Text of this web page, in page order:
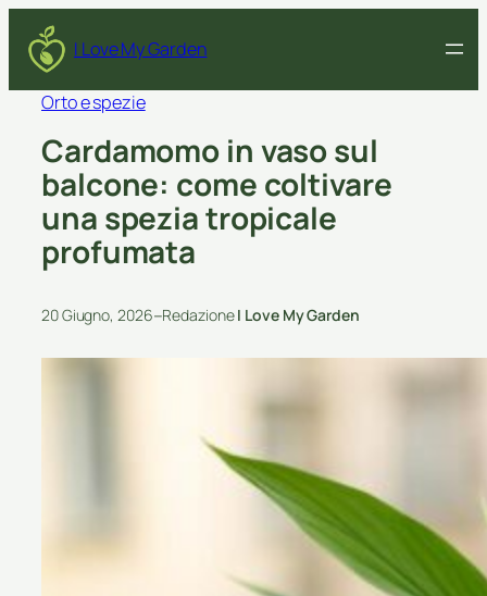
I Love My Garden
Orto e spezie
Cardamomo in vaso sul
balcone: come coltivare
una spezia tropicale
profumata
20 Giugno, 2026–RedazioneI Love My Garden